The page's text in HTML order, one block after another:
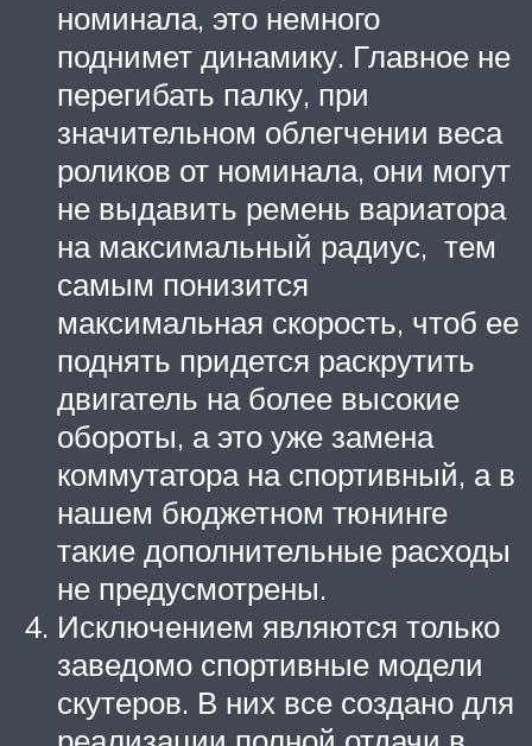
номинала, это немного
поднимет динамику. Главное не
перегибать палку, при
значительном облегчении веса
роликов от номинала, они могут
не выдавить ремень вариатора
на максимальный радиус, тем
самым понизится
максимальная скорость, чтоб ее
поднять придется раскрутить
двигатель на более высокие
обороты, а это уже замена
коммутатора на спортивный, а в
нашем бюджетном тюнинге
такие дополнительные расходы
не предусмотрены.
Исключением являются только
заведомо спортивные модели
скутеров. В них все создано для